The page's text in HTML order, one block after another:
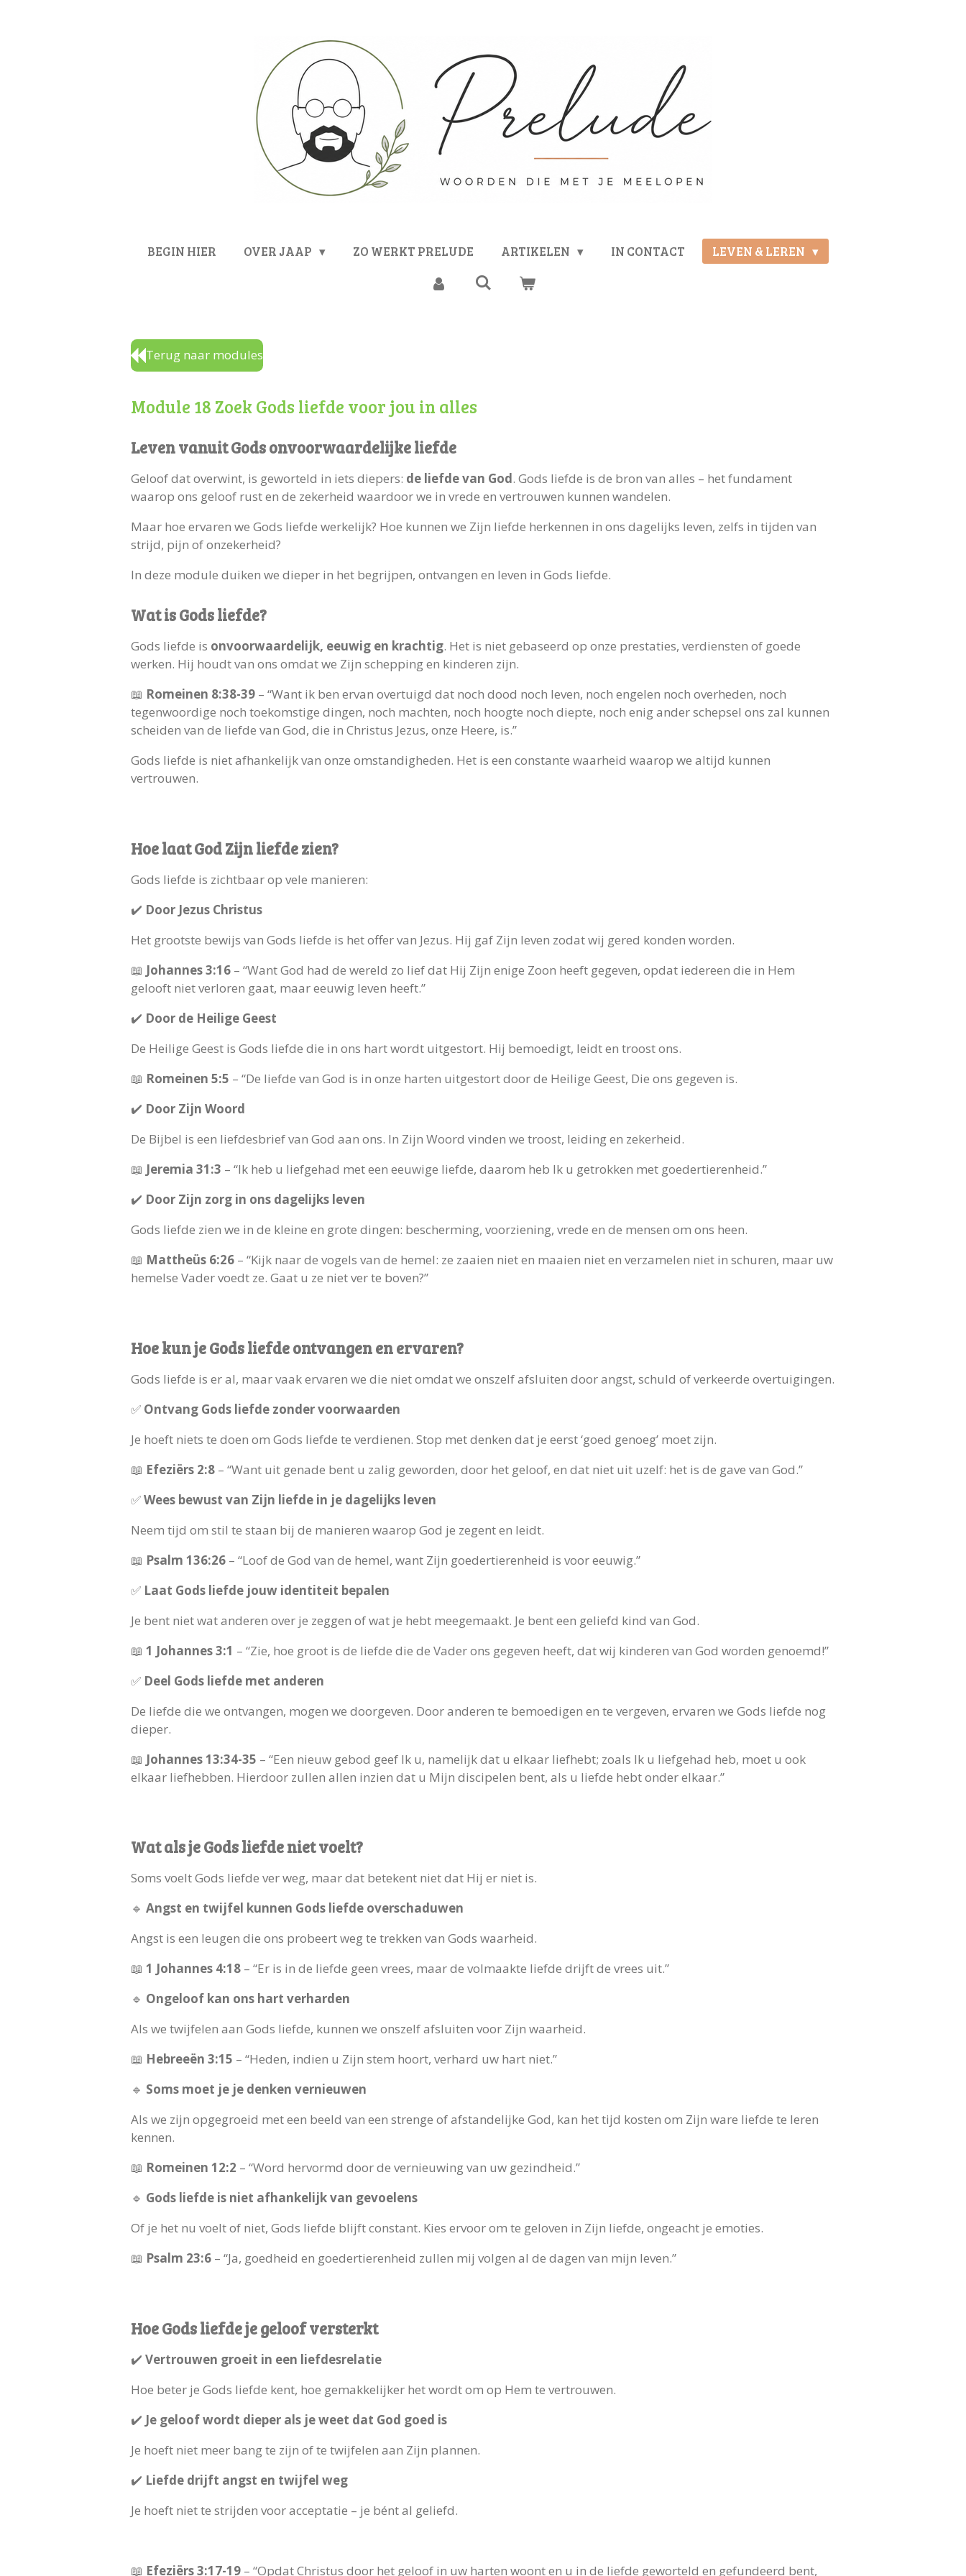
BEGIN HIER OVER JAAP ZO WERKT PRELUDE ARTIKELEN IN CONTACT LEVEN & LEREN
Terug naar modules
Module 18 Zoek Gods liefde voor jou in alles
Leven vanuit Gods onvoorwaardelijke liefde
Geloof dat overwint, is geworteld in iets diepers: de liefde van God. Gods liefde is de bron van alles – het fundament
waarop ons geloof rust en de zekerheid waardoor we in vrede en vertrouwen kunnen wandelen.
Maar hoe ervaren we Gods liefde werkelijk? Hoe kunnen we Zijn liefde herkennen in ons dagelijks leven, zelfs in tijden van
strijd, pijn of onzekerheid?
In deze module duiken we dieper in het begrijpen, ontvangen en leven in Gods liefde.
Wat is Gods liefde?
Gods liefde is onvoorwaardelijk, eeuwig en krachtig. Het is niet gebaseerd op onze prestaties, verdiensten of goede
werken. Hij houdt van ons omdat we Zijn schepping en kinderen zijn.
📖 Romeinen 8:38-39 – “Want ik ben ervan overtuigd dat noch dood noch leven, noch engelen noch overheden, noch
tegenwoordige noch toekomstige dingen, noch machten, noch hoogte noch diepte, noch enig ander schepsel ons zal kunnen
scheiden van de liefde van God, die in Christus Jezus, onze Heere, is.”
Gods liefde is niet afhankelijk van onze omstandigheden. Het is een constante waarheid waarop we altijd kunnen
vertrouwen.
Hoe laat God Zijn liefde zien?
Gods liefde is zichtbaar op vele manieren:
✔️ Door Jezus Christus
Het grootste bewijs van Gods liefde is het offer van Jezus. Hij gaf Zijn leven zodat wij gered konden worden.
📖 Johannes 3:16 – “Want God had de wereld zo lief dat Hij Zijn enige Zoon heeft gegeven, opdat iedereen die in Hem
gelooft niet verloren gaat, maar eeuwig leven heeft.”
✔️ Door de Heilige Geest
De Heilige Geest is Gods liefde die in ons hart wordt uitgestort. Hij bemoedigt, leidt en troost ons.
📖 Romeinen 5:5 – “De liefde van God is in onze harten uitgestort door de Heilige Geest, Die ons gegeven is.
✔️ Door Zijn Woord
De Bijbel is een liefdesbrief van God aan ons. In Zijn Woord vinden we troost, leiding en zekerheid.
📖 Jeremia 31:3 – “Ik heb u liefgehad met een eeuwige liefde, daarom heb Ik u getrokken met goedertierenheid.”
✔️ Door Zijn zorg in ons dagelijks leven
Gods liefde zien we in de kleine en grote dingen: bescherming, voorziening, vrede en de mensen om ons heen.
📖 Mattheüs 6:26 – “Kijk naar de vogels van de hemel: ze zaaien niet en maaien niet en verzamelen niet in schuren, maar uw
hemelse Vader voedt ze. Gaat u ze niet ver te boven?”
Hoe kun je Gods liefde ontvangen en ervaren?
Gods liefde is er al, maar vaak ervaren we die niet omdat we onszelf afsluiten door angst, schuld of verkeerde overtuigingen.
✅ Ontvang Gods liefde zonder voorwaarden
Je hoeft niets te doen om Gods liefde te verdienen. Stop met denken dat je eerst ‘goed genoeg’ moet zijn.
📖 Efeziërs 2:8 – “Want uit genade bent u zalig geworden, door het geloof, en dat niet uit uzelf: het is de gave van God.”
✅Wees bewust van Zijn liefde in je dagelijks leven
Neem tijd om stil te staan bij de manieren waarop God je zegent en leidt.
📖 Psalm 136:26 – “Loof de God van de hemel, want Zijn goedertierenheid is voor eeuwig.”
✅ Laat Gods liefde jouw identiteit bepalen
Je bent niet wat anderen over je zeggen of wat je hebt meegemaakt. Je bent een geliefd kind van God.
📖 1 Johannes 3:1 – “Zie, hoe groot is de liefde die de Vader ons gegeven heeft, dat wij kinderen van God worden genoemd!”
✅ Deel Gods liefde met anderen
De liefde die we ontvangen, mogen we doorgeven. Door anderen te bemoedigen en te vergeven, ervaren we Gods liefde nog
dieper.
📖 Johannes 13:34-35 – “Een nieuw gebod geef Ik u, namelijk dat u elkaar liefhebt; zoals Ik u liefgehad heb, moet u ook
elkaar liefhebben. Hierdoor zullen allen inzien dat u Mijn discipelen bent, als u liefde hebt onder elkaar.”
Wat als je Gods liefde niet voelt?
Soms voelt Gods liefde ver weg, maar dat betekent niet dat Hij er niet is.
🔹 Angst en twijfel kunnen Gods liefde overschaduwen
Angst is een leugen die ons probeert weg te trekken van Gods waarheid.
📖 1 Johannes 4:18 – “Er is in de liefde geen vrees, maar de volmaakte liefde drijft de vrees uit.”
🔹 Ongeloof kan ons hart verharden
Als we twijfelen aan Gods liefde, kunnen we onszelf afsluiten voor Zijn waarheid.
📖 Hebreeën 3:15 – “Heden, indien u Zijn stem hoort, verhard uw hart niet.”
🔹 Soms moet je je denken vernieuwen
Als we zijn opgegroeid met een beeld van een strenge of afstandelijke God, kan het tijd kosten om Zijn ware liefde te leren
kennen.
📖 Romeinen 12:2 – “Word hervormd door de vernieuwing van uw gezindheid.”
🔹 Gods liefde is niet afhankelijk van gevoelens
Of je het nu voelt of niet, Gods liefde blijft constant. Kies ervoor om te geloven in Zijn liefde, ongeacht je emoties.
📖 Psalm 23:6 – “Ja, goedheid en goedertierenheid zullen mij volgen al de dagen van mijn leven.”
Hoe Gods liefde je geloof versterkt
✔️ Vertrouwen groeit in een liefdesrelatie
Hoe beter je Gods liefde kent, hoe gemakkelijker het wordt om op Hem te vertrouwen.
✔️ Je geloof wordt dieper als je weet dat God goed is
Je hoeft niet meer bang te zijn of te twijfelen aan Zijn plannen.
✔️ Liefde drijft angst en twijfel weg
Je hoeft niet te strijden voor acceptatie – je bént al geliefd.
📖 Efeziërs 3:17-19 – “Opdat Christus door het geloof in uw harten woont en u in de liefde geworteld en gefundeerd bent,